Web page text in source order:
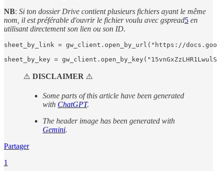
NB: Si ton dossier Drive contient plusieurs fichiers ayant le même
nom, il est préférable d'ouvrir le fichier voulu avec gspread5 en
utilisant directement son lien ou son ID.
sheet_by_link = gw_client.open_by_url("https://
sheet_by_key =
⚠️ DISCLAIMER ⚠️
Some parts of this article have been generated
with ChatGPT.
The header image has been generated with
Gemini.
Partager
1